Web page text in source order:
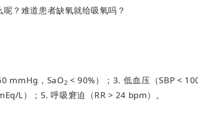
？难道患者缺氧就给吸氧吗？
mmHg，SaO2 < 90%）； 3. 低血压（SBP <
L）； 5. 呼吸窘迫（RR > 24 bpm）。